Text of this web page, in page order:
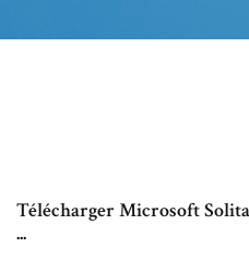
Télécharger Microsoft
...